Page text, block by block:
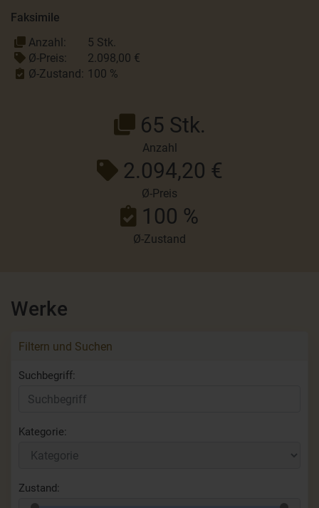
Faksimile
Anzahl:
5 Stk.
Ø-Preis:
2.098,00 €
Ø-Zustand: 100 %
65 Stk.
Anzahl
2.094,20 €
Ø-Preis
100 %
Ø-Zustand
Werke
Filtern und Suchen
Suchbegriff:
Kategorie:
Zustand: